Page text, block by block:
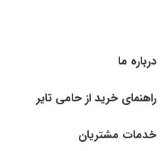
درباره ما
راهنمای خرید از حامی تایر
خدمات مشتریان